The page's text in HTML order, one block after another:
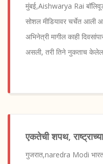
मुंबई,Aishwarya Rai बॉलिवूड
सोशल मीडियावर चर्चेत आली
अभिनेत्री मागील काही
असली, तरी तिने नुकताच
एकतेची शपथ,
गुजरात,naredra Modi